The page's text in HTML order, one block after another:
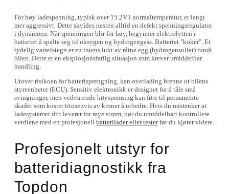
For høy ladespenning, typisk over 15.2V i normaltemperatur, er langt
mer aggressivt. Dette skyldes nesten alltid en defekt spenningsregulator
i dynamoen. Når spenningen blir for høy, begynner elektrolytten i
batteriet å spalte seg til oksygen og hydrogengass. Batteriet "koker". Et
tydelig varselstegn er en intens lukt av råtne egg (hydrogensulfat) rundt
bilen. Dette er en eksplosjonsfarlig situasjon som krever umiddelbar
handling.
Utover risikoen for batterisprengning, kan overlading brenne ut bilens
styreenheter (ECU). Sensitiv elektronikk er designet for å tåle små
svingninger, men vedvarende høyspenning kan føre til permanente
skader som koster titusenvis av kroner å utbedre. Hvis du mistenker at
ladesystemet ditt leverer for mye strøm, bør du umiddelbart kontrollere
verdiene med en profesjonell batterilader eller testerfør du kjører videre.
Profesjonelt utstyr for
batteridiagnostikk fra
Topdon